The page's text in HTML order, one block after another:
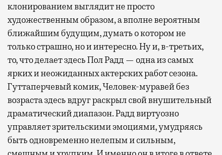
клонированием выглядит не просто
художественным образом, а вполне вероятным
ближайшим будущим, думать о котором не
только страшно, но и интересно. Ну и, в-третьих,
то, что делает здесь Пол Радд — одна из самых
ярких и неожиданных актерских работ сезона.
Гуттаперчевый комик, Человек-муравей без
возраста здесь вдруг раскрыл свой внушительный
драматический диапазон. Радд виртуозно
управляет зрительскими эмоциями, умудряясь
быть одновременно нелепым и сильным,